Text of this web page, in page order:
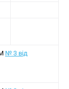
№ 3 від